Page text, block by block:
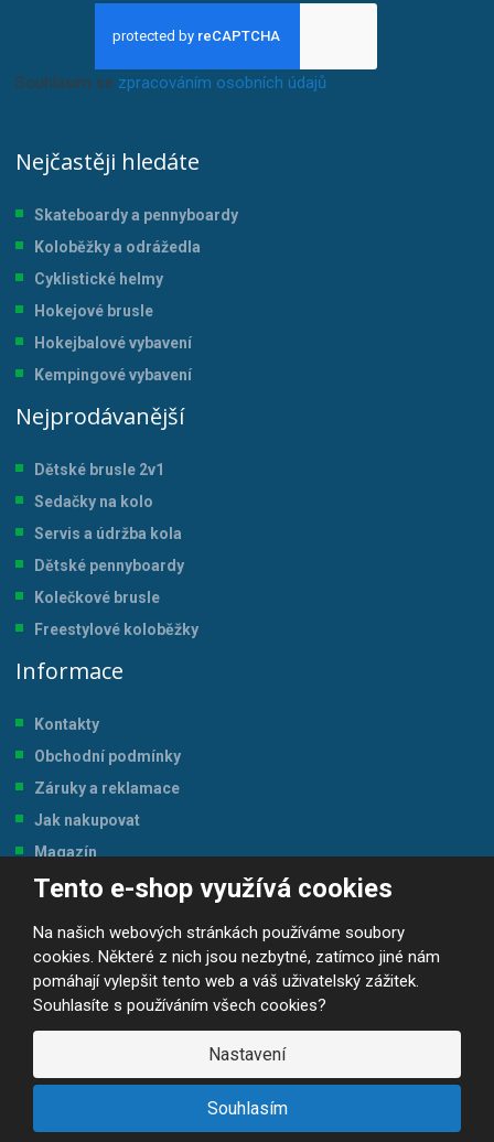
Tento e-shop využívá cookies
Na našich webových stránkách používáme soubory
cookies. Některé z nich jsou nezbytné, zatímco jiné nám
pomáhají vylepšit tento web a váš uživatelský zážitek.
Souhlasíte s používáním všech cookies?
Nastavení
Souhlasím
Souhlasím se zpracováním osobních údajů
Nejčastěji hledáte
Skateboardy a pennyboardy
Koloběžky a odrážedla
Cyklistické helmy
Hokejové brusle
Hokejbalové vybavení
Kempingové vybavení
Nejprodávanější
Dětské brusle 2v1
Sedačky na kolo
Servis a údržba kola
Dětské pennyboardy
Kolečkové brusle
Freestylové koloběžky
Informace
Kontakty
Obchodní podmínky
Záruky a reklamace
Jak nakupovat
Magazín
Tabulka velikostí
© 2026, JP-SPORT.CZ SPORTOVNÍ POTŘEBY
Prohlášení o přístupnosti |Mapa stránek ||GDPR
VYROBILA
R